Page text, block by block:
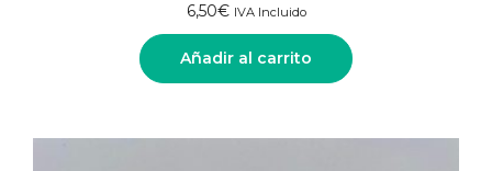
6,50€ IVA Incluido
Añadir al carrito